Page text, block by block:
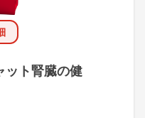
ット腎臓の健